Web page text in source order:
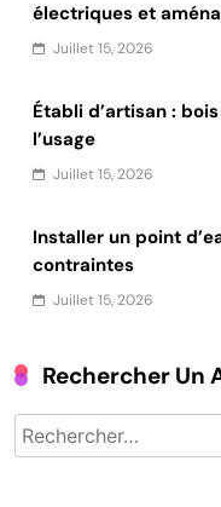
électriques et
Juillet 15, 2026
Établi d’artisan :
l’usage
Juillet 15, 2026
Installer un point
contraintes
Juillet 15, 2026
Rechercher Un
Rechercher :